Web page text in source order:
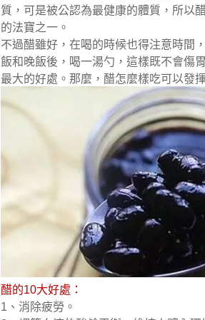
質，可是被公認為最健康的體質，所以
的法寶之一。
不過醋雖好，在喝的時候也得注意時間
飯和晚飯後，喝一湯勺，這樣既不會傷
最大的好處。那麼，醋怎麼樣吃可以發
醋的10大好處：
1、消除疲勞。